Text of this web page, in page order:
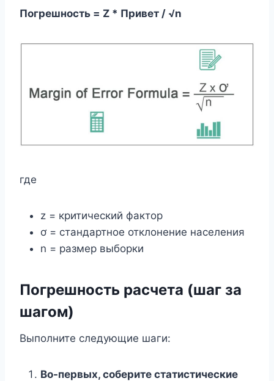
Погрешность = Z * Привет / √n
где
z = критический фактор
ơ = стандартное отклонение населения
n = размер выборки
Погрешность расчета (шаг за
шагом)
Выполните следующие шаги:
Во-первых, соберите статистические